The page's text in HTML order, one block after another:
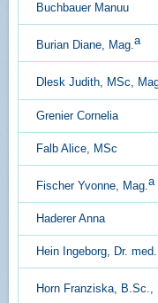
Buchbauer Manuu
Burian Diane, Mag.a
Dlesk Judith, MSc,
Grenier Cornelia
Falb Alice, MSc
Fischer Yvonne, Mag. a
Haderer Anna
Hein Ingeborg, Dr. med.
Horn Franziska, B.Sc.,